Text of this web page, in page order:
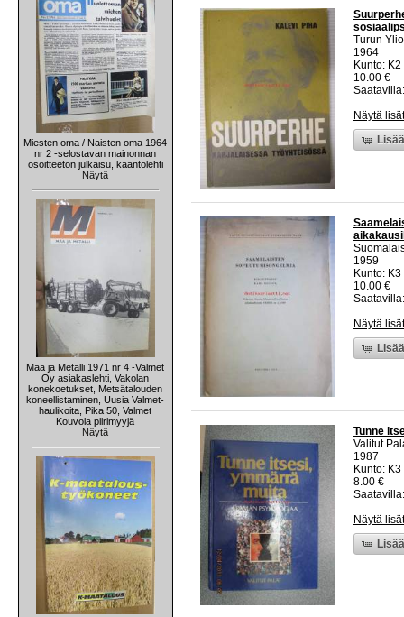
Miesten oma / Naisten oma 1964
nr 2 -selostavan mainonnan
osoitteeton julkaisu, kääntölehti
Näytä
Maa ja Metalli 1971 nr 4 -Valmet
Oy asiakaslehti, Vakolan
konekoetukset, Metsätalouden
koneellistaminen, Uusia Valmet-
haulikoita, Pika 50, Valmet
Kouvola piirimyyjä
Näytä
Turun
1964
Kunto:
10.00 €
Näytä
1959
Kunto:
10.00 €
Näytä
Tunne
Valitut
1987
Kunto:
8.00 €
Näytä